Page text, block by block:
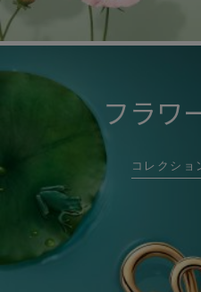
フラワ
コレクショ